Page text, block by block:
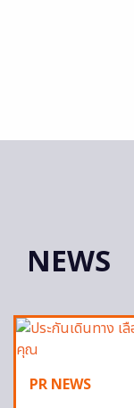
NEWS
PR NEWS